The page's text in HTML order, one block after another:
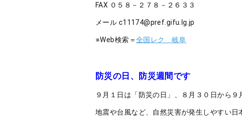
FAX ０５８－２７８－２６３３
メール c11174@pref.gifu.lg.jp
※Web検索＝全国レク 岐阜
防災の日、防災週間です
９月１日は「防災の日」、８月３０日から９
地震や台風など、自然災害が発生しやすい日